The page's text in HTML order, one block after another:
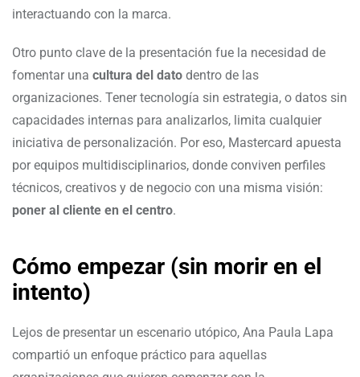
interactuando con la marca.
Otro punto clave de la presentación fue la necesidad de
fomentar una cultura del dato dentro de las
organizaciones. Tener tecnología sin estrategia, o datos sin
capacidades internas para analizarlos, limita cualquier
iniciativa de personalización. Por eso, Mastercard apuesta
por equipos multidisciplinarios, donde conviven perfiles
técnicos, creativos y de negocio con una misma visión:
poner al cliente en el centro.
Cómo empezar (sin morir en el
intento)
Lejos de presentar un escenario utópico, Ana Paula Lapa
compartió un enfoque práctico para aquellas